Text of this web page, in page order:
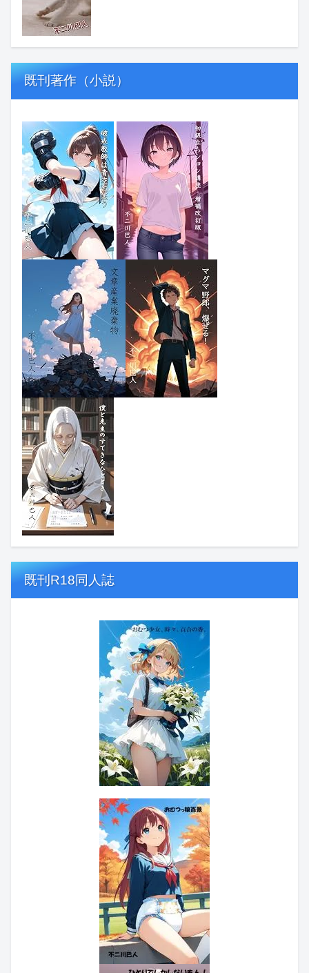
既刊著作（小説）
既刊R18同人誌